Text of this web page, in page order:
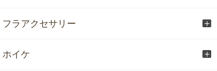
フラアクセサリー
ホイケ